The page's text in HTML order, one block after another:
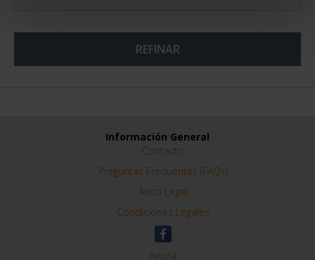
REFINAR
Información General
Contacto
Preguntas Frequentes (FAQs)
Aviso Legal
Condiciones Legales
Ayuda